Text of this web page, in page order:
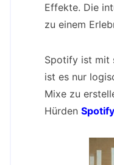
Effekte. Die
zu einem
Spotify ist mit
ist es nur
Mixe zu
Hürden